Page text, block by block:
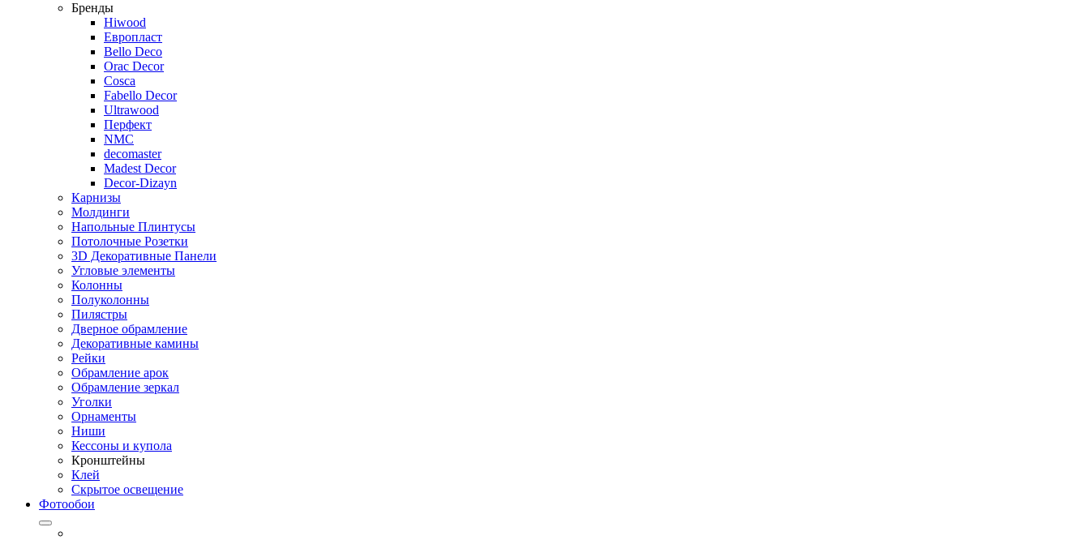
Бренды
Hiwood
Европласт
Bello Deco
Orac Decor
Cosca
Fabello Decor
Ultrawood
Перфект
NMC
decomaster
Madest Decor
Decor-Dizayn
Карнизы
Молдинги
Напольные Плинтусы
Потолочные Розетки
3D Декоративные Панели
Угловые элементы
Колонны
Полуколонны
Пилястры
Дверное обрамление
Декоративные камины
Рейки
Обрамление арок
Обрамление зеркал
Уголки
Орнаменты
Ниши
Кессоны и купола
Кронштейны
Клей
Скрытое освещение
Фотообои